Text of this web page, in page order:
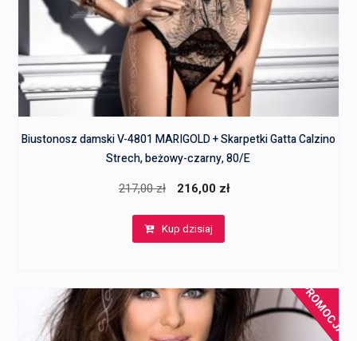
Biustonosz damski V-4801 MARIGOLD + Skarpetki Gatta Calzino
Strech, beżowy-czarny, 80/E
217,00zł
Pierwotna
wynosiła:
216,00 zł
Kup dzisiaj
PROMOCJA!